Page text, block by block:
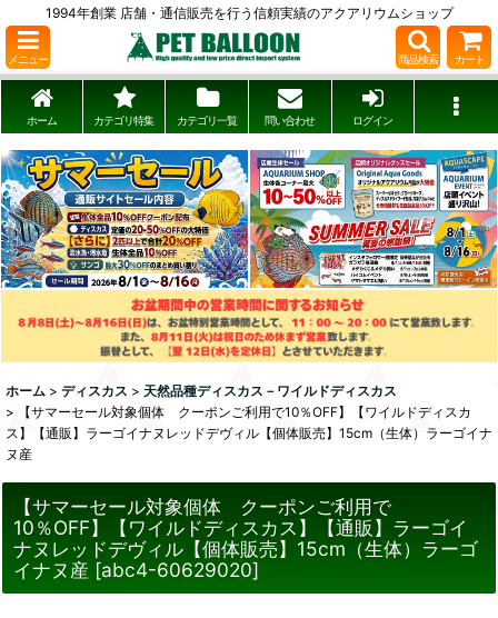
1994年創業 店舗・通信販売を行う信頼実績のアクアリウムショップ
メニュー 商品検索 カート
ホーム カテゴリ特集 カテゴリ一覧 問い合わせ ログイン
ホーム > ディスカス > 天然品種ディスカス－ワイルドディスカス
>
【サマーセール対象個体 クーポンご利用で10％OFF】【ワイルドディスカ
ス】【通販】ラーゴイナヌレッドデヴィル【個体販売】15cm（生体）ラーゴイナ
ヌ産
【サマーセール対象個体 クーポンご利用で
10％OFF】【ワイルドディスカス】【通販】ラーゴイ
ナヌレッドデヴィル【個体販売】15cm（生体）ラーゴ
イナヌ産 [abc4-60629020]